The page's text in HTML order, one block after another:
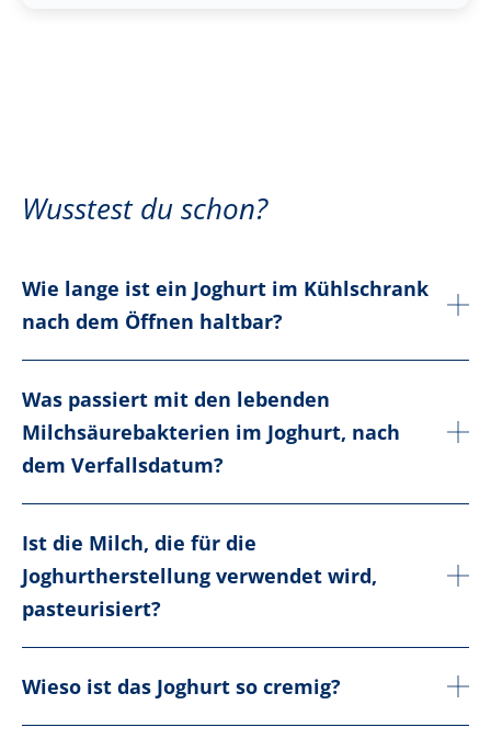
Wusstest du schon?
Wie lange ist ein Joghurt im Kühlschrank
nach dem Öffnen haltbar?
Was passiert mit den lebenden
Milchsäurebakterien im Joghurt, nach
dem Verfallsdatum?
Ist die Milch, die für die
Joghurtherstellung verwendet wird,
pasteurisiert?
Wieso ist das Joghurt so cremig?